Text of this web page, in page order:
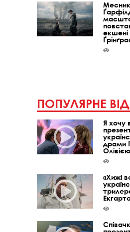
ПОПУЛЯРНЕ
Я хочу
драми
«Хижі